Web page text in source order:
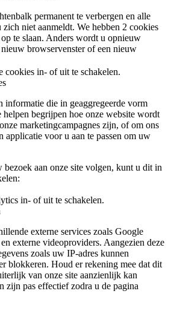
permanent te verbergen en alle
niet aanmeldt. We hebben 2 cookies
te slaan. Anders wordt u opnieuw
browservenster of een nieuw
cookies in- of uit te schakelen.
informatie die in geaggregeerde vorm
begrijpen hoe onze website wordt
marketingcampagnes zijn, of om ons
applicatie voor u aan te passen om uw
aan onze site volgen, kunt u dit in
in- of uit te schakelen.
externe services zoals Google
externe videoproviders. Aangezien deze
zoals uw IP-adres kunnen
blokkeren. Houd er rekening mee dat dit
van onze site aanzienlijk kan
zijn pas effectief zodra u de pagina